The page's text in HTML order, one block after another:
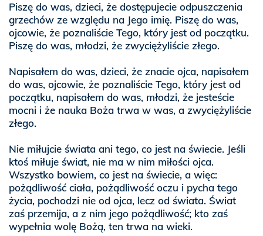
Piszę do was, dzieci, że dostępujecie odpuszczenia
grzechów ze względu na Jego imię. Piszę do was,
ojcowie, że poznaliście Tego, który jest od początku.
Piszę do was, młodzi, że zwyciężyliście złego.
Napisałem do was, dzieci, że znacie ojca, napisałem
do was, ojcowie, że poznaliście Tego, który jest od
początku, napisałem do was, młodzi, że jesteście
mocni i że nauka Boża trwa w was, a zwyciężyliście
złego.
Nie miłujcie świata ani tego, co jest na świecie. Jeśli
ktoś miłuje świat, nie ma w nim miłości ojca.
Wszystko bowiem, co jest na świecie, a więc:
pożądliwość ciała, pożądliwość oczu i pycha tego
życia, pochodzi nie od ojca, lecz od świata. Świat
zaś przemija, a z nim jego pożądliwość; kto zaś
wypełnia wolę Bożą, ten trwa na wieki.